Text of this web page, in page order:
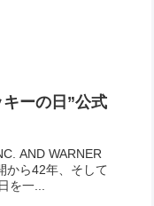
ーの日”公式
AND WARNER
から42年、そして
を一...